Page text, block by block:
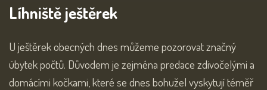
Líhniště ještěrek
U ještěrek obecných dnes můžeme pozorovat značný
úbytek počtů. Důvodem je zejména predace zdivočelými a
domácími kočkami, které se dnes bohužel vyskytují téměř